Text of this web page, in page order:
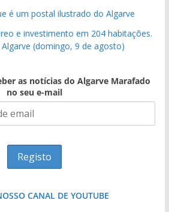
é um postal ilustrado do Algarve
e investimento em 204 habitações.
(domingo, 9 de agosto)
as notícias do Algarve Marafado
no seu e-mail
CANAL DE YOUTUBE